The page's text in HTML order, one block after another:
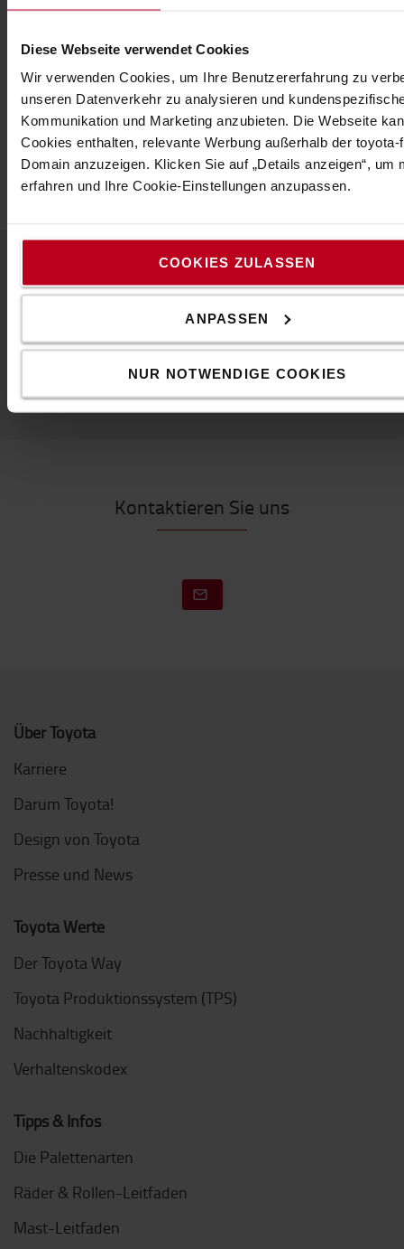
Diese Webseite verwendet Cookies
Wir verwenden Cookies, um Ihre Benutzererfahrung zu
unseren Datenverkehr zu analysieren und
Kommunikation und Marketing anzubieten. Die Webseite
Cookies enthalten, relevante Werbung außerhalb der
Domain anzuzeigen. Klicken Sie auf „Details anzeigen“, um
erfahren und Ihre Cookie-Einstellungen anzupassen.
COOKIES ZULASSEN
ANPASSEN
NUR NOTWENDIGE COOKIES
Rüsten Sie Ihren Stapler schnell und einfach für den
Winterdienst um! Der Streuwagen ist in zwei
verschiedenen Varianten verfügbar und eignet sich
sowohl zum Streuen von Salz als auch von Sand.
Spezifikation
Gewicht:84 kg
Beliebtes Zubehör
ENTDECKEN SIE UNSER ZUBEHÖR-SHOP
Kontaktieren Sie uns
Über Toyota
Karriere
Darum Toyota!
Design von Toyota
Presse und News
Toyota Werte
Der Toyota Way
Toyota Produktionssystem (TPS)
Nachhaltigkeit
Verhaltenskodex
Tipps & Infos
Die Palettenarten
Räder & Rollen-Leitfaden
Mast-Leitfaden